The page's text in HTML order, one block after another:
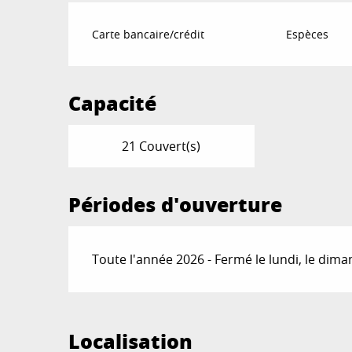
Carte bancaire/crédit Espèces
Capacité
21 Couvert(s)
Périodes d'ouverture
Toute l'année 2026 - Fermé le lundi, le
Localisation